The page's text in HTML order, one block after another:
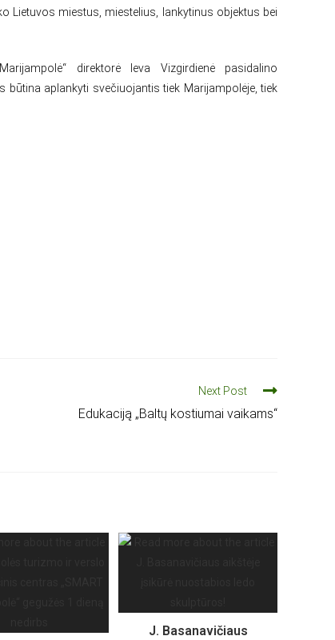
Lietuvos miestus, miestelius, lankytinus objektus bei
direktorė Ieva Vizgirdienė pasidalino
aplankyti svečiuojantis tiek Marijampolėje, tiek
Next Post
Edukaciją „Baltų kostiumai vaikams“
J. Basanavičiaus